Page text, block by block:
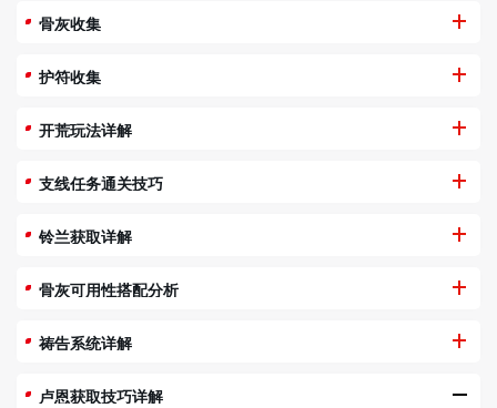
骨灰收集
护符收集
开荒玩法详解
支线任务通关技巧
铃兰获取详解
骨灰可用性搭配分析
祷告系统详解
卢恩获取技巧详解